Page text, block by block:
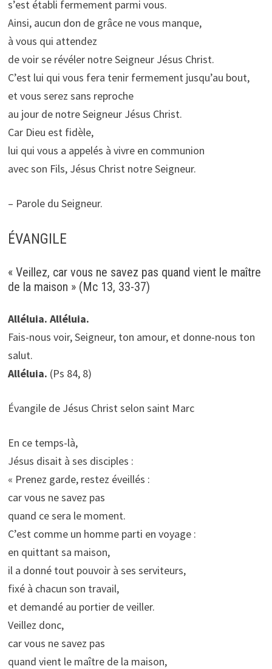
s’est établi fermement parmi vous.
Ainsi, aucun don de grâce ne vous manque,
à vous qui attendez
de voir se révéler notre Seigneur Jésus Christ.
C’est lui qui vous fera tenir fermement jusqu’au bout,
et vous serez sans reproche
au jour de notre Seigneur Jésus Christ.
Car Dieu est fidèle,
lui qui vous a appelés à vivre en communion
avec son Fils, Jésus Christ notre Seigneur.
– Parole du Seigneur.
ÉVANGILE
« Veillez, car vous ne savez pas quand vient le maître
de la maison » (Mc 13, 33-37)
Alléluia. Alléluia.
Fais-nous voir, Seigneur, ton amour, et donne-nous ton
salut.
Alléluia. (Ps 84, 8)
Évangile de Jésus Christ selon saint Marc
En ce temps-là,
Jésus disait à ses disciples :
« Prenez garde, restez éveillés :
car vous ne savez pas
quand ce sera le moment.
C’est comme un homme parti en voyage :
en quittant sa maison,
il a donné tout pouvoir à ses serviteurs,
fixé à chacun son travail,
et demandé au portier de veiller.
Veillez donc,
car vous ne savez pas
quand vient le maître de la maison,